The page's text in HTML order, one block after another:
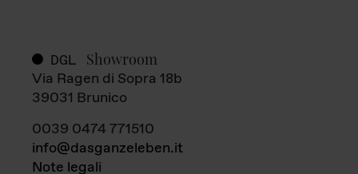
DGL Showroom
Via Ragen di Sopra 18b
39031 Brunico
0039 0474 771510
info@dasganzeleben.it
Note legali